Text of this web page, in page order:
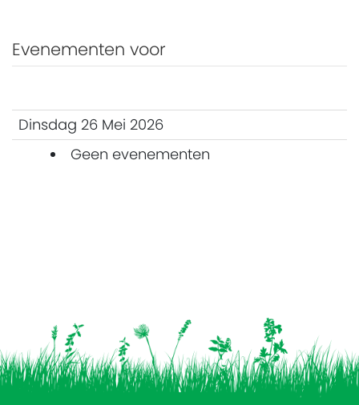
Evenementen voor
Dinsdag 26 Mei 2026
Geen evenementen